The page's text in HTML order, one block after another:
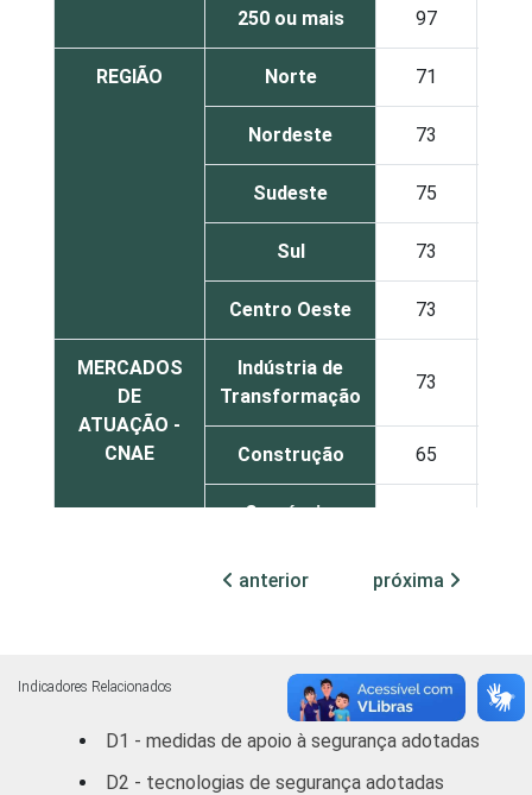
250 ou mais 97
REGIÃO Norte 71
Nordeste 73
Sudeste 75
Sul 73
Centro Oeste 73
MERCADOS
DE
ATUAÇÃO -
CNAE
Indústria de
Transformação
73
Construção 65
Comércio;
veículos
domésticos
Alojamento e
Alimentação
anterior próxima
Indicadores Relacionados
D1 - medidas de apoio à segurança adotadas
D2 - tecnologias de segurança adotadas